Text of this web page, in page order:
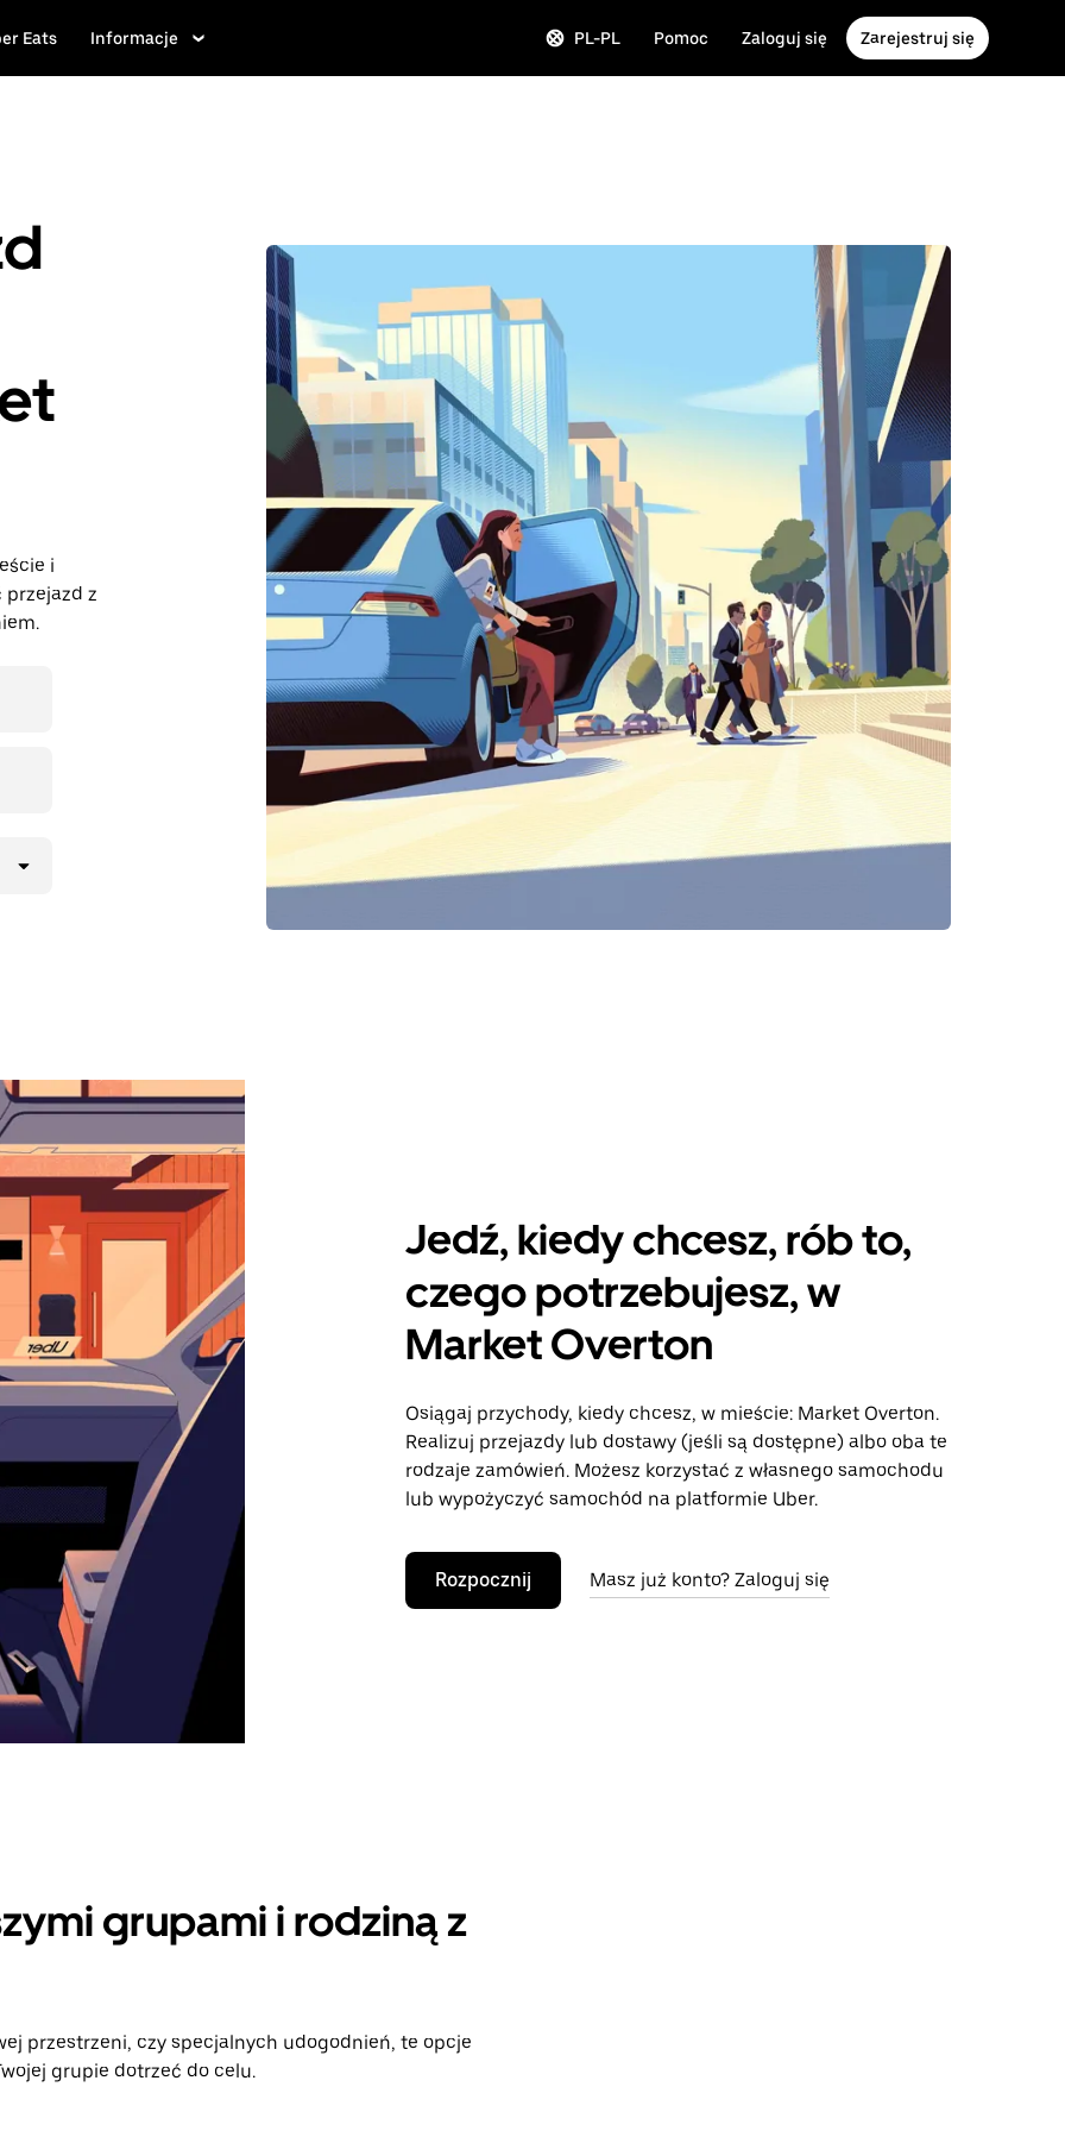
Eats Informacje PL-PL Pomoc Zaloguj się Zarejestruj się
i
przejazd z
Jedź, kiedy chcesz, rób to,
czego potrzebujesz, w
Market Overton
Osiągaj przychody, kiedy chcesz, w mieście: Market Overton.
Realizuj przejazdy lub dostawy (jeśli są dostępne) albo oba te
rodzaje zamówień. Możesz korzystać z własnego samochodu
lub wypożyczyć samochód na platformie Uber.
Rozpocznij Masz już konto? Zaloguj się
grupami i rodziną z
przestrzeni, czy specjalnych udogodnień, te opcje
grupie dotrzeć do celu.